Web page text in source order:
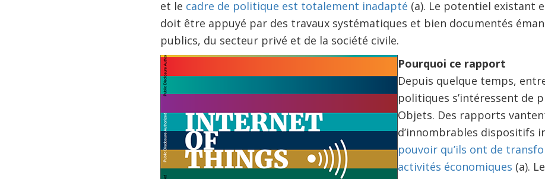
et le cadre de politique est totalement inadapté (a). Le potentiel existant
doit être appuyé par des travaux systématiques et bien documentés
publics, du secteur privé et de la société civile.
Pourquoi ce rapport
Depuis quelque temps,
politiques s’intéressent de
Objets. Des rapports
d’innombrables dispositifs
pouvoir qu’ils ont de
activités économiques (a).